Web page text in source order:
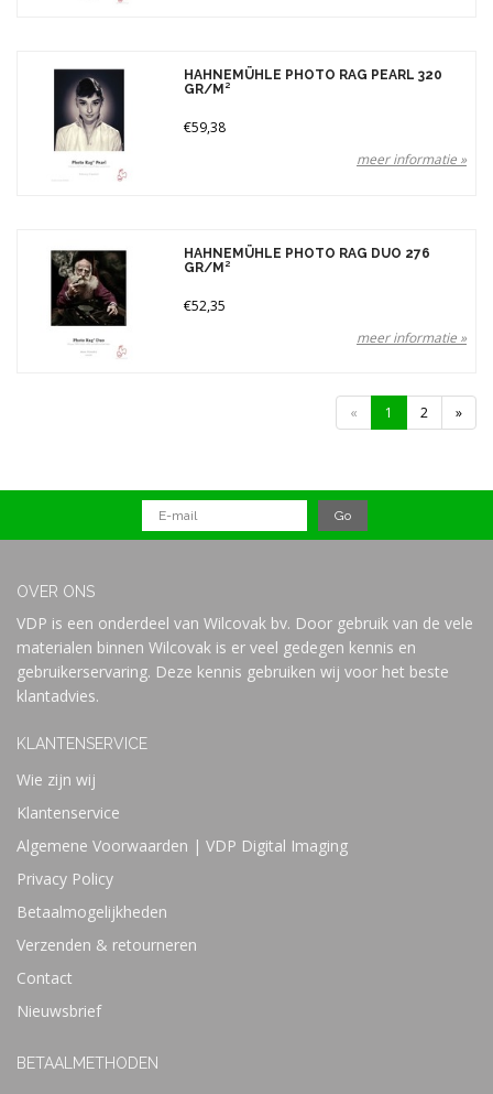
HAHNEMÜHLE PHOTO RAG PEARL 320
GR/M²
€59,38
meer informatie »
HAHNEMÜHLE PHOTO RAG DUO 276
GR/M²
€52,35
meer informatie »
« 1 2 »
OVER ONS
VDP is een onderdeel van Wilcovak bv. Door gebruik van de vele
materialen binnen Wilcovak is er veel gedegen kennis en
gebruikerservaring. Deze kennis gebruiken wij voor het beste
klantadvies.
KLANTENSERVICE
Wie zijn wij
Klantenservice
Algemene Voorwaarden | VDP Digital Imaging
Privacy Policy
Betaalmogelijkheden
Verzenden & retourneren
Contact
Nieuwsbrief
BETAALMETHODEN